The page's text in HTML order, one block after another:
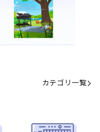
カテゴリ一覧